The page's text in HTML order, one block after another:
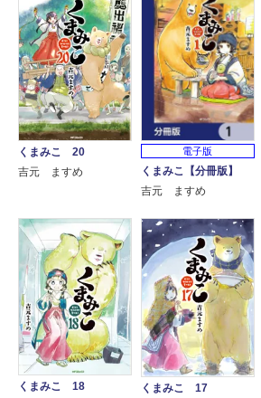
くまみこ 20
吉元 ますめ
電子版
くまみこ【分冊版】
吉元 ますめ
くまみこ 18
くまみこ 17